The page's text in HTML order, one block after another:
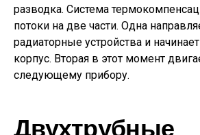
разводка. Система
потоки на две части. Одна
радиаторные устройства и
корпус. Вторая в этот момент
следующему прибору.